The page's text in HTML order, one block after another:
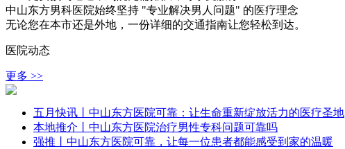
中山东方男科医院始终坚持 "专业解决男人问题" 的医疗理念
无论您在本市还是外地，一份详细的交通指南让您轻松到达。
医院动态
更多 >>
五月快讯丨中山东方医院可靠：让生命重新绽放活力的医疗圣地
本地推介丨中山东方医院治疗男性专科问题可靠吗
强推丨中山东方医院可靠，让每一位患者都能感受到家的温暖